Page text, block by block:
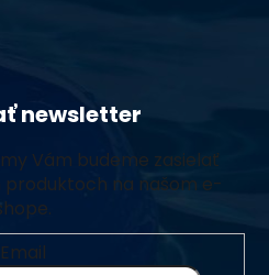
newsletter
Vám budeme zasielať
na našom e-
Email